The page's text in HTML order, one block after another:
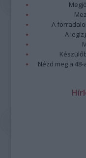
A
A
Nézd meg a